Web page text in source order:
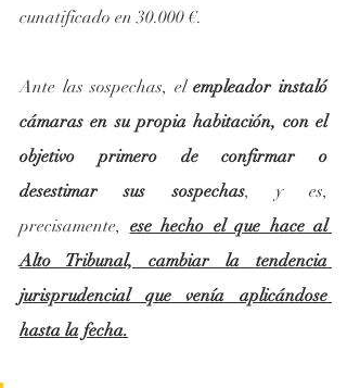
cunatificado en 30.000 €.
Ante las sospechas, el empleador instaló
cámaras en su propia habitación, con el
objetivo primero de confirmar o
desestimar sus sospechas, y es,
precisamente, ese hecho el que hace al
Alto Tribunal, cambiar la tendencia
jurisprudencial que venía aplicándose
hasta la fecha.